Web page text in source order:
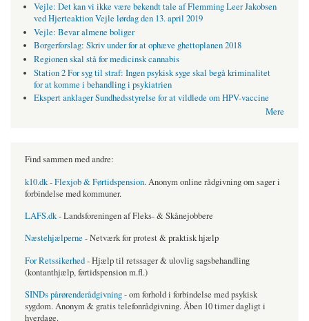
Vejle: Det kan vi ikke være bekendt tale af Flemming Leer Jakobsen
ved Hjerteaktion Vejle lørdag den 13. april 2019
Vejle: Bevar almene boliger
Borgerforslag: Skriv under for at ophæve ghettoplanen 2018
Regionen skal stå for medicinsk cannabis
Station 2 For syg til straf: Ingen psykisk syge skal begå kriminalitet
for at komme i behandling i psykiatrien
Ekspert anklager Sundhedsstyrelse for at vildlede om HPV-vaccine
Mere
Find sammen med andre:
k10.dk - Flexjob & Førtidspension. Anonym online rådgivning om sager i
forbindelse med kommuner.
LAFS.dk- Landsforeningen af Fleks- & Skånejobbere
Næstehjælperne - Netværk for protest & praktisk hjælp
For Retssikerhed- Hjælp til retssager & ulovlig sagsbehandling
(kontanthjælp, førtidspension m.fl.)
SINDs pårørenderådgivning- om forhold i forbindelse med psykisk
sygdom. Anonym & gratis telefonrådgivning. Åben 10 timer dagligt i
hverdage.